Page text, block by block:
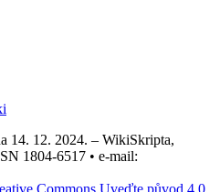
14. 12. 2024. – WikiSkripta,
1804-6517 • e-mail:
Commons Uveďte původ 4.0